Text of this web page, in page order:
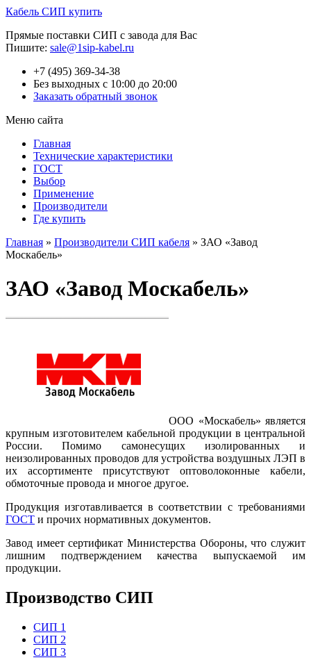
Кабель СИП купить
Прямые поставки СИП с завода для Вас
Пишите: sale@1sip-kabel.ru
+7 (495) 369-34-38
Без выходных с 10:00 до 20:00
Заказать обратный звонок
Меню сайта
Главная
Технические характеристики
ГОСТ
Выбор
Применение
Производители
Где купить
Главная » Производители СИП кабеля » ЗАО «Завод
Москабель»
ЗАО «Завод Москабель»
ООО «Москабель» является
крупным изготовителем кабельной продукции в центральной
России. Помимо самонесущих изолированных и
неизолированных проводов для устройства воздушных ЛЭП в
их ассортименте присутствуют оптоволоконные кабели,
обмоточные провода и многое другое.
Продукция изготавливается в соответствии с требованиями
ГОСТ и прочих нормативных документов.
Завод имеет сертификат Министерства Обороны, что служит
лишним подтверждением качества выпускаемой им
продукции.
Производство СИП
СИП 1
СИП 2
СИП 3